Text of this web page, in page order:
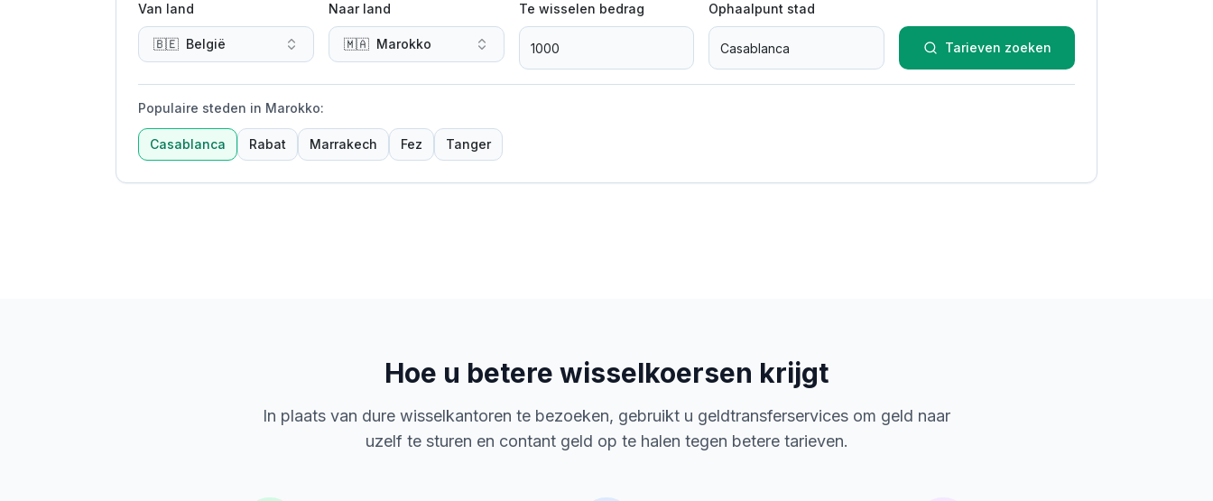
Van land
🇧🇪 België
Naar land
🇲🇦 Marokko
Te wisselen bedrag Ophaalpunt stad
Tarieven zoeken
Populaire steden in Marokko:
Casablanca Rabat Marrakech Fez Tanger
Hoe u betere wisselkoersen krijgt
In plaats van dure wisselkantoren te bezoeken, gebruikt u geldtransferservices om geld naar
uzelf te sturen en contant geld op te halen tegen betere tarieven.